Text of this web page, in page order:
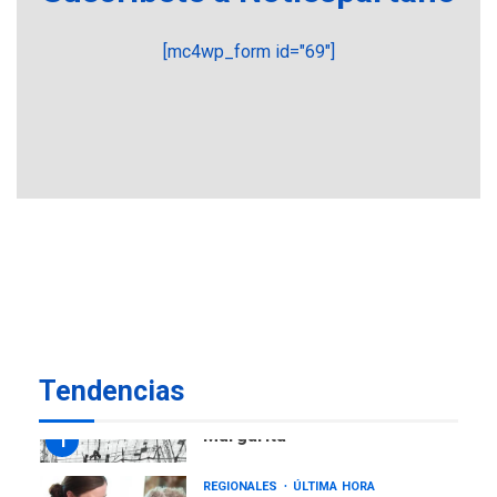
[mc4wp_form id="69"]
Tendencias
REGIONALES ÚLTIMA HORA
1
Margarita
REGIONALES ÚLTIMA HORA